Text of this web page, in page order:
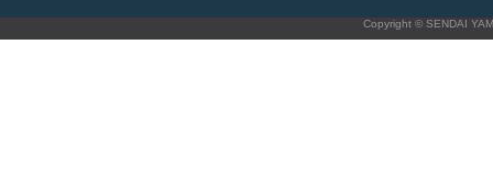
Copyright © SENDAI